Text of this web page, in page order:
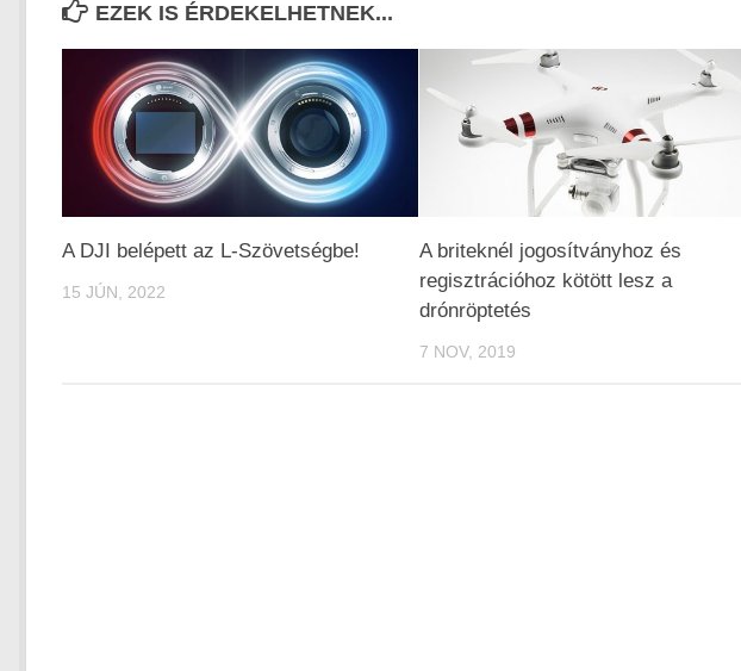
EZEK IS ÉRDEKELHETNEK...
A DJI belépett az L-Szövetségbe!
15 JÚN, 2022
A briteknél jogosítványhoz és
regisztrációhoz kötött lesz a
drónröptetés
7 NOV, 2019